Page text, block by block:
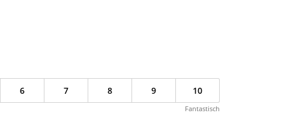
6 7 8 9 10
Fantastisch